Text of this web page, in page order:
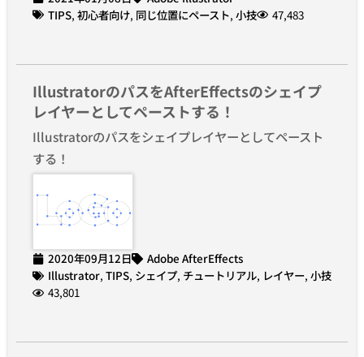
TIPS, 初心者向け, 同じ位置にペースト, 小技 47,483
IllustratorのパスをAfterEffectsのシェイプ
レイヤーとしてペーストする！
Illustratorのパスをシェイプレイヤーとしてペースト
する！
2020年09月12日
Adobe AfterEffects
Illustrator, TIPS, シェイプ, チュートリアル, レイヤー, 小技
43,801